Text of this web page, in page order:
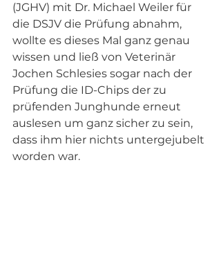
(JGHV) mit Dr. Michael Weiler für
die DSJV die Prüfung abnahm,
wollte es dieses Mal ganz genau
wissen und ließ von Veterinär
Jochen Schlesies sogar nach der
Prüfung die ID-Chips der zu
prüfenden Junghunde erneut
auslesen um ganz sicher zu sein,
dass ihm hier nichts untergejubelt
worden war.